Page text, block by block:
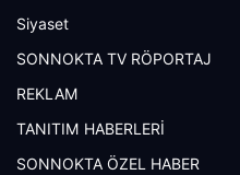
Siyaset
SONNOKTA TV RÖPORTAJ
REKLAM
TANITIM HABERLERİ
SONNOKTA ÖZEL HABER